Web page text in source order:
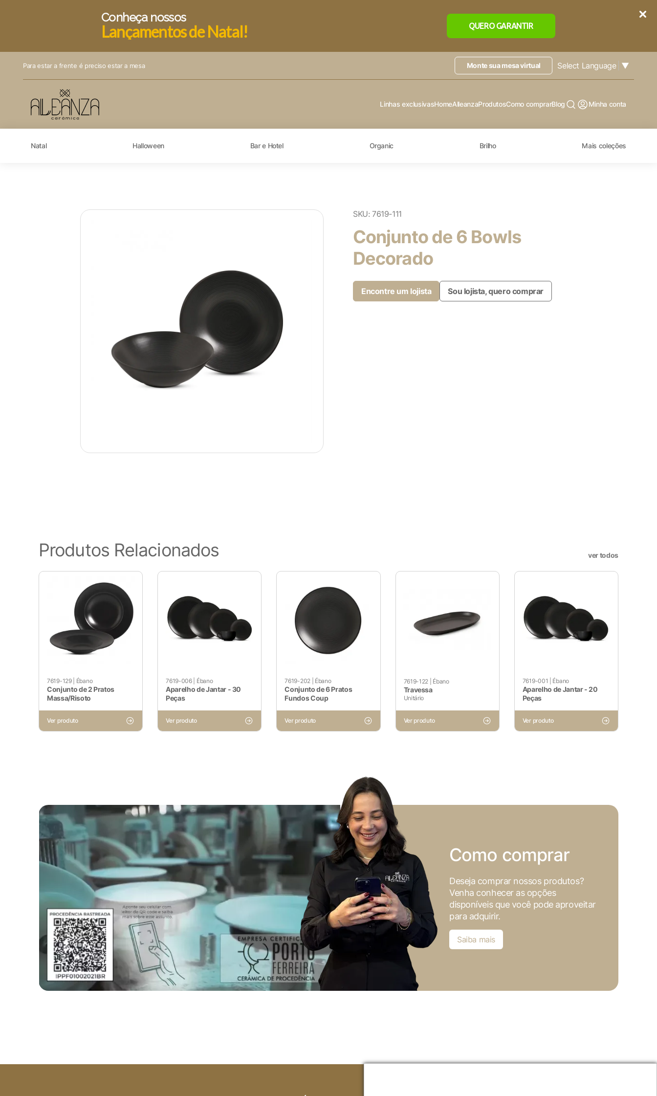
Conheça nossos
Lançamentos de Natal! QUERO GARANTIR
Para estar a frente é preciso estar a mesa Monte sua mesa virtual Select Language ▼
Pesquisar
Linhas exclusivasHomeAlleanzaProdutosComo comprarBlog Minha conta
Natal Halloween Bar e Hotel Organic Brilho Mais coleções
SKU: 7619-111
Conjunto de 6 Bowls
Decorado
Encontre um lojista Sou lojista, quero comprar
Produtos Relacionados ver todos
7619-129| Ébano
Conjunto de 2 Pratos
Massa/Risoto
Ver produto
7619-006| Ébano
Aparelho de Jantar - 30
Peças
Ver produto
7619-202| Ébano
Conjunto de 6 Pratos
Fundos Coup
Ver produto
7619-122 Ébano
Travessa
Unitário
Ver produto
7619-001 Ébano
Aparelho de Jantar - 20
Peças
Ver produto
Como comprar
Deseja comprar nossos produtos?
Venha conhecer as opções
disponíveis que você pode aproveitar
para adquirir.
Saiba mais
categorizados como necessários são armazenados no seu navegador, pois são essenciais para o funcionamento das
funcionalidades básicas do site. Também usamos cookies de terceiros que nos ajudam a analisar e entender como você usa
este site. Esses cookies serão armazenados em seu navegador apenas com o seu consentimento. Você também tem a opção
de cancelar esses cookies. Porém, a desativação de alguns desses cookies pode afetar sua experiência de navegação.
Cookies Necessários
Sempre ativado
Os cookies necessários são absolutamente essenciais para o funcionamento adequado do site. Esta categoria inclui
Cookies Não Necessários